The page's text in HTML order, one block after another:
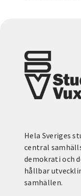
Hela Sveriges
central
demokrati och
hållbar
samhällen.